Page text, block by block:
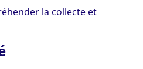
la collecte et